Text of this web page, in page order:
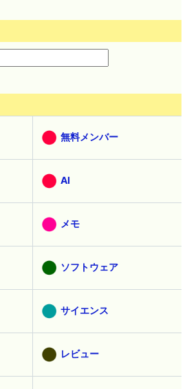
無料メンバー
AI
メモ
ソフトウェア
サイエンス
レビュー